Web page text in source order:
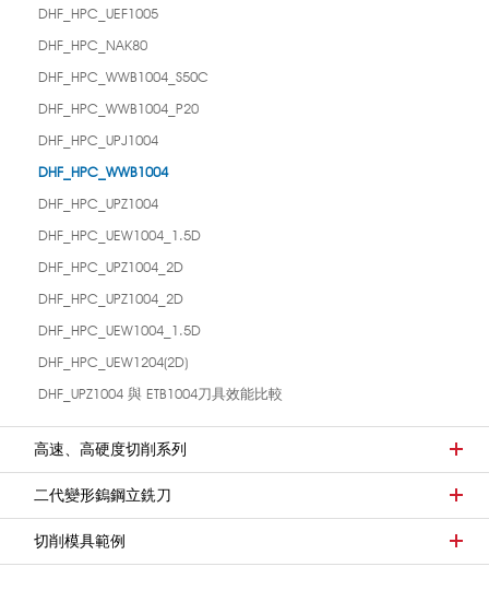
DHF_HPC_UEF1005
DHF_HPC_NAK80
DHF_HPC_WWB1004_S50C
DHF_HPC_WWB1004_P20
DHF_HPC_UPJ1004
DHF_HPC_WWB1004
DHF_HPC_UPZ1004
DHF_HPC_UEW1004_1.5D
DHF_HPC_UPZ1004_2D
DHF_HPC_UPZ1004_2D
DHF_HPC_UEW1004_1.5D
DHF_HPC_UEW1204(2D)
DHF_UPZ1004 與 ETB1004刀具效能比較
高速、高硬度切削系列
二代變形鎢鋼立銑刀
切削模具範例